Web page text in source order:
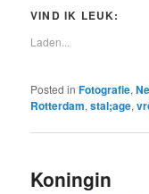
VIND IK LEUK:
Laden...
Posted in Fotografie,
Rotterdam,stal;age,
Koningin